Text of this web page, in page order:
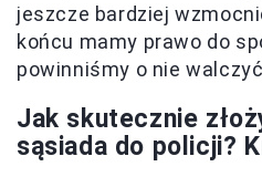
jeszcze bardziej
końcu mamy prawo do
powinniśmy o nie
Jak skutecznie
sąsiada do policji?